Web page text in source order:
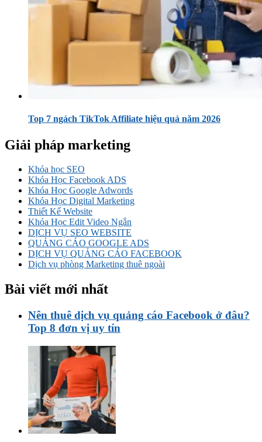
Top 7 ngách TikTok Affiliate hiệu quả năm 2026
Giải pháp marketing
Khóa học SEO
Khóa Học Facebook ADS
Khóa Học Google Adwords
Khóa Học Digital Marketing
Thiết Kế Website
Khóa Học Edit Video Ngắn
DỊCH VỤ SEO WEBSITE
QUẢNG CÁO GOOGLE ADS
DỊCH VỤ QUẢNG CÁO FACEBOOK
Dịch vụ phòng Marketing thuê ngoài
Bài viết mới nhất
Nên thuê dịch vụ quảng cáo Facebook ở đâu?
Top 8 đơn vị uy tín